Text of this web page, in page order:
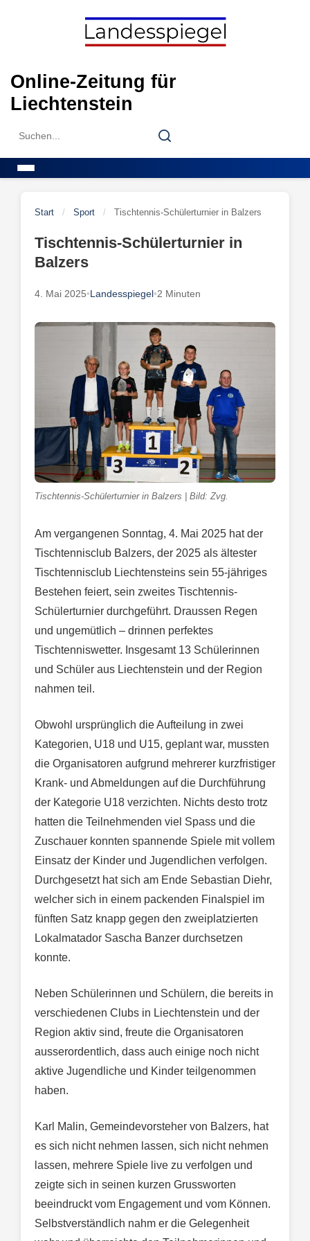
Online-Zeitung für
Liechtenstein
Search
Search
Start / Sport / Tischtennis-Schülerturnier in Balzers
Tischtennis-Schülerturnier in
Balzers
4. Mai 2025•Landesspiegel•2 Minuten
Tischtennis-Schülerturnier in Balzers | Bild: Zvg.
Am vergangenen Sonntag, 4. Mai 2025 hat der
Tischtennisclub Balzers, der 2025 als ältester
Tischtennisclub Liechtensteins sein 55-jähriges
Bestehen feiert, sein zweites Tischtennis-
Schülerturnier durchgeführt. Draussen Regen
und ungemütlich – drinnen perfektes
Tischtenniswetter. Insgesamt 13 Schülerinnen
und Schüler aus Liechtenstein und der Region
nahmen teil.
Obwohl ursprünglich die Aufteilung in zwei
Kategorien, U18 und U15, geplant war, mussten
die Organisatoren aufgrund mehrerer kurzfristiger
Krank- und Abmeldungen auf die Durchführung
der Kategorie U18 verzichten. Nichts desto trotz
hatten die Teilnehmenden viel Spass und die
Zuschauer konnten spannende Spiele mit vollem
Einsatz der Kinder und Jugendlichen verfolgen.
Durchgesetzt hat sich am Ende Sebastian Diehr,
welcher sich in einem packenden Finalspiel im
fünften Satz knapp gegen den zweiplatzierten
Lokalmatador Sascha Banzer durchsetzen
konnte.
Neben Schülerinnen und Schülern, die bereits in
verschiedenen Clubs in Liechtenstein und der
Region aktiv sind, freute die Organisatoren
ausserordentlich, dass auch einige noch nicht
aktive Jugendliche und Kinder teilgenommen
haben.
Karl Malin, Gemeindevorsteher von Balzers, hat
es sich nicht nehmen lassen, sich nicht nehmen
lassen, mehrere Spiele live zu verfolgen und
zeigte sich in seinen kurzen Grussworten
beeindruckt vom Engagement und vom Können.
Selbstverständlich nahm er die Gelegenheit